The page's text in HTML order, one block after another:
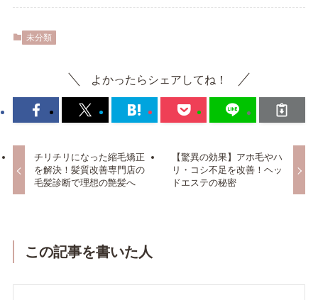
未分類
よかったらシェアしてね！
チリチリになった縮毛矯正
を解決！髪質改善専門店の
毛髪診断で理想の艶髪へ
【驚異の効果】アホ毛やハ
リ・コシ不足を改善！ヘッ
ドエステの秘密
この記事を書いた人